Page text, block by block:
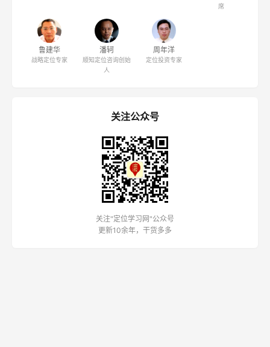
席
鲁建华
战略定位专家
潘轲
顺知定位咨询创始
人
周年洋
定位投资专家
关注公众号
关注"定位学习网"公众号
更新10余年，干货多多